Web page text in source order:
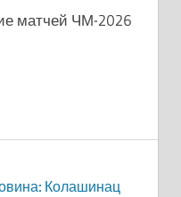
матчей ЧМ-2026
Колашинац